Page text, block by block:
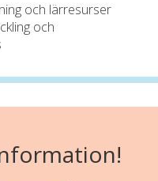
och lärresurser
och